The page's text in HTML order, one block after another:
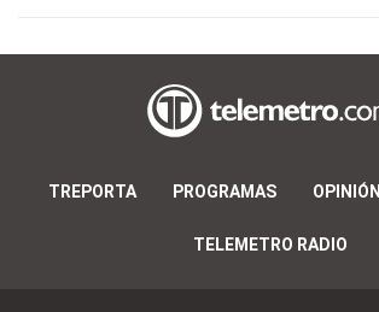
TREPORTA PROGRAMAS OPINIÓN
TELEMETRO RADIO